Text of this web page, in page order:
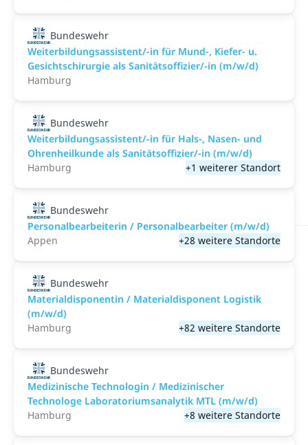
Bundeswehr
Weiterbildungsassistent/-in für Mund-, Kiefer- u.
Gesichtschirurgie als Sanitätsoffizier/-in (m/w/d)
Hamburg
Bundeswehr
Weiterbildungsassistent/-in für Hals-, Nasen- und
Ohrenheilkunde als Sanitätsoffizier/-in (m/w/d)
Hamburg
+1 weiterer Standort
Bundeswehr
Personalbearbeiterin / Personalbearbeiter (m/w/d)
Appen
+28 weitere Standorte
Bundeswehr
Materialdisponentin / Materialdisponent Logistik
(m/w/d)
Hamburg
+82 weitere Standorte
Bundeswehr
Medizinische Technologin / Medizinischer
Technologe Laboratoriumsanalytik MTL (m/w/d)
Hamburg
+8 weitere Standorte